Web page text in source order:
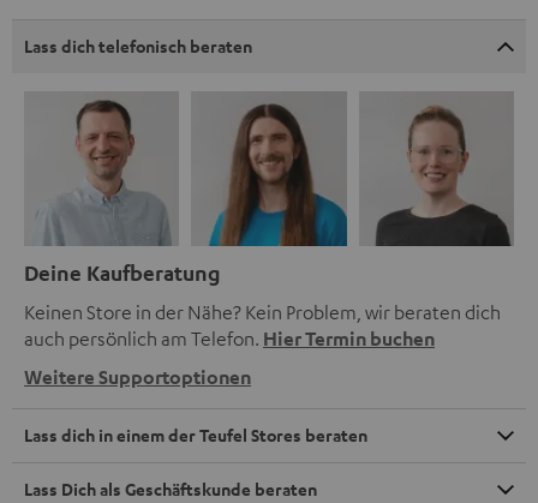
Lass dich telefonisch beraten
Deine Kaufberatung
Keinen Store in der Nähe? Kein Problem, wir beraten dich
auch persönlich am Telefon. Hier Termin buchen
Weitere Supportoptionen
Lass dich in einem der Teufel Stores beraten
Lass Dich als Geschäftskunde beraten